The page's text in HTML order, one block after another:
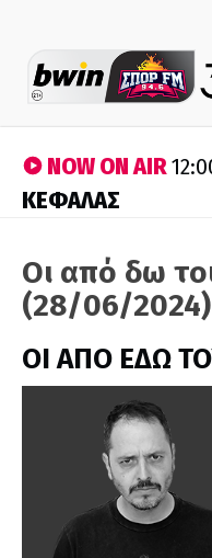
NOW ON AIR
ΚΕΦΑΛΑΣ
Οι από δω
(28/06/2024)
ΟΙ ΑΠΟ ΕΔΩ